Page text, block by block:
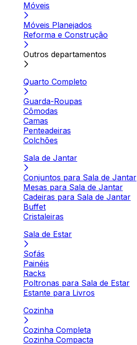
Móveis
Móveis Planejados
Reforma e Construção
Outros departamentos
Quarto Completo
Guarda-Roupas
Cômodas
Camas
Penteadeiras
Colchões
Sala de Jantar
Conjuntos para Sala de Jantar
Mesas para Sala de Jantar
Cadeiras para Sala de Jantar
Buffet
Cristaleiras
Sala de Estar
Sofás
Painéis
Racks
Poltronas para Sala de Estar
Estante para Livros
Cozinha
Cozinha Completa
Cozinha Compacta